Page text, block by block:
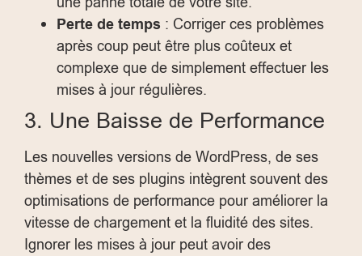
Perte de temps : Corriger ces problèmes
après coup peut être plus coûteux et
complexe que de simplement effectuer les
mises à jour régulières.
3. Une Baisse de Performance
Les nouvelles versions de WordPress, de ses
thèmes et de ses plugins intègrent souvent des
optimisations de performance pour améliorer la
vitesse de chargement et la fluidité des sites.
Ignorer les mises à jour peut avoir des